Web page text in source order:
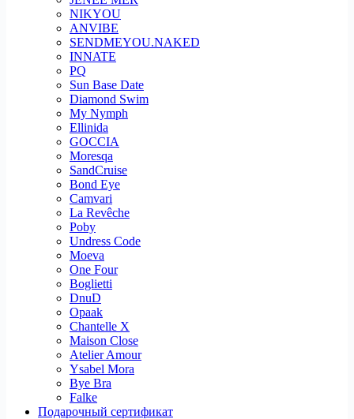
NIKYOU
ANVIBE
SENDMEYOU.NAKED
INNATE
PQ
Sun Base Date
Diamond Swim
My Nymph
Ellinida
GOCCIA
Moresqa
SandCruise
Bond Eye
Camvari
La Revêche
Poby
Undress Code
Moeva
One Four
Boglietti
DnuD
Opaak
Chantelle X
Maison Close
Atelier Amour
Ysabel Mora
Bye Bra
Falke
Подарочный сертификат